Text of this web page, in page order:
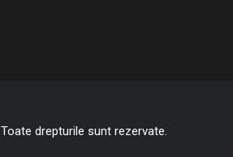
drepturile sunt rezervate.